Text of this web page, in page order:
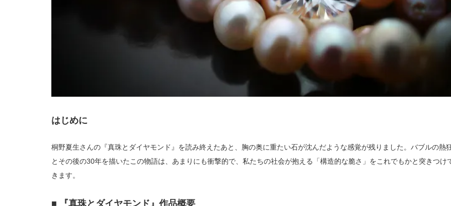
はじめに
桐野夏生さんの『真珠とダイヤモンド』を読み終えたあと、胸の奥に重たい石が沈んだような感覚が残りました。バブルの熱
とその後の30年を描いたこの物語は、あまりにも衝撃的で、私たちの社会が抱える「構造的な脆さ」をこれでもかと突きつけ
きます。
■ 『真珠とダイヤモンド』作品概要